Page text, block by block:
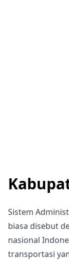
Sistem
biasa disebut
nasional
transportasi